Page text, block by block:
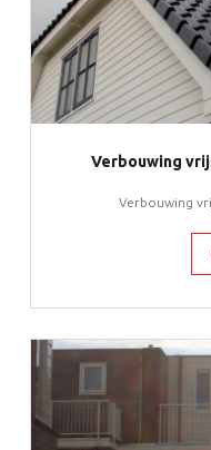
Verbouwing
Verbouwing